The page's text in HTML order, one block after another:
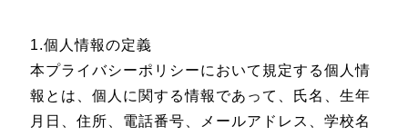
1.個人情報の定義
本プライバシーポリシーにおいて規定する個人情
報とは、個人に関する情報であって、氏名、生年
月日、住所、電話番号、メールアドレス、学校名